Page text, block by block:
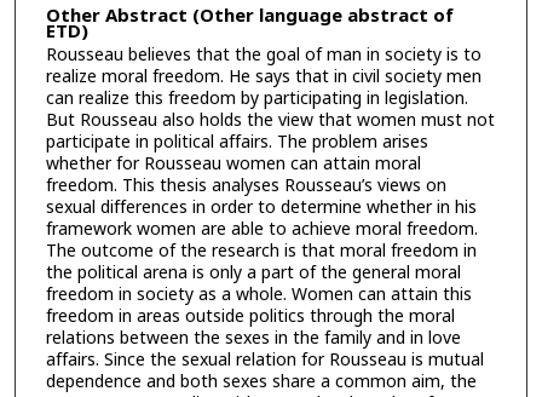
Other Abstract (Other language abstract of
ETD)
Rousseau believes that the goal of man in society is to
realize moral freedom. He says that in civil society men
can realize this freedom by participating in legislation.
But Rousseau also holds the view that women must not
participate in political affairs. The problem arises
whether for Rousseau women can attain moral
freedom. This thesis analyses Rousseau’s views on
sexual differences in order to determine whether in his
framework women are able to achieve moral freedom.
The outcome of the research is that moral freedom in
the political arena is only a part of the general moral
freedom in society as a whole. Women can attain this
freedom in areas outside politics through the moral
relations between the sexes in the family and in love
affairs. Since the sexual relation for Rousseau is mutual
dependence and both sexes share a common aim, the